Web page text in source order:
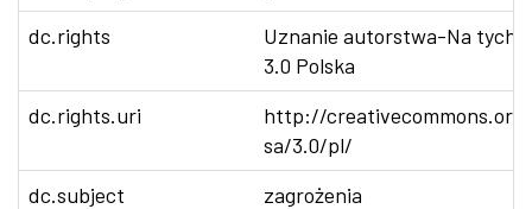
dc.rights
Uznanie autorstwa-Na tych
3.0 Polska
dc.rights.uri
http://
sa/3.0/pl/
dc.subject
zagrożenia